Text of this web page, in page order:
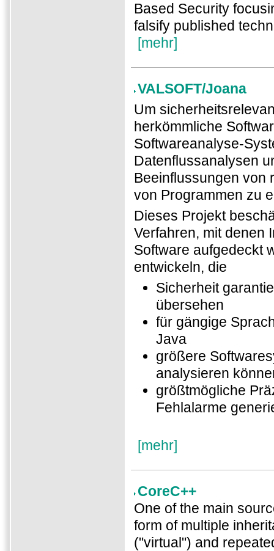
Based Security
falsify published
[mehr]
VALSOFT/Joana
Um
herkömmliche
Softwareanalyse-
Datenflussanalysen
Beeinflussungen von
von Programmen zu
Dieses Projekt
Verfahren, mit denen
Software aufgedeckt
entwickeln, die
Sicherheit
übersehen
für gängige
Java
größere
analysieren
größtmögliche
Fehlalarme
[mehr]
CoreC++
One of the main
form of multiple
("virtual") and